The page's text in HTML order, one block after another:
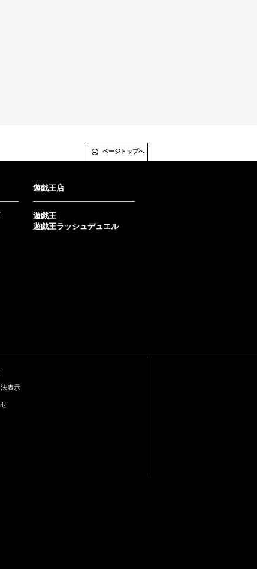
ページトップへ
遊戯王店
遊戯王
遊戯王ラッシュデュエル
表示